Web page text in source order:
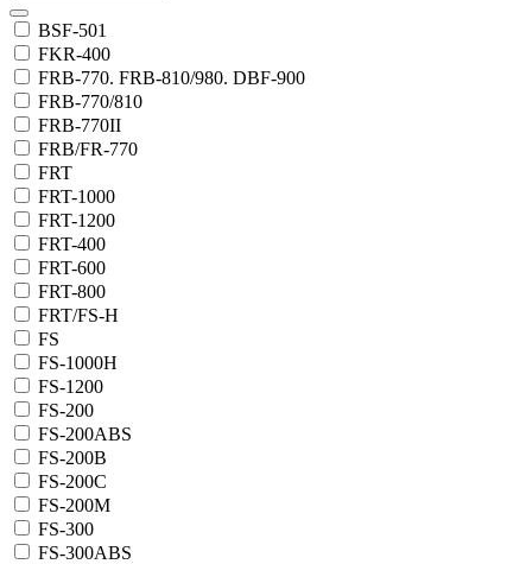
BSF-501
FKR-400
FRB-770. FRB-810/980. DBF-900
FRB-770/810
FRB-770II
FRB/FR-770
FRT
FRT-1000
FRT-1200
FRT-400
FRT-600
FRT-800
FRT/FS-H
FS
FS-1000H
FS-1200
FS-200
FS-200ABS
FS-200B
FS-200C
FS-200M
FS-300
FS-300ABS